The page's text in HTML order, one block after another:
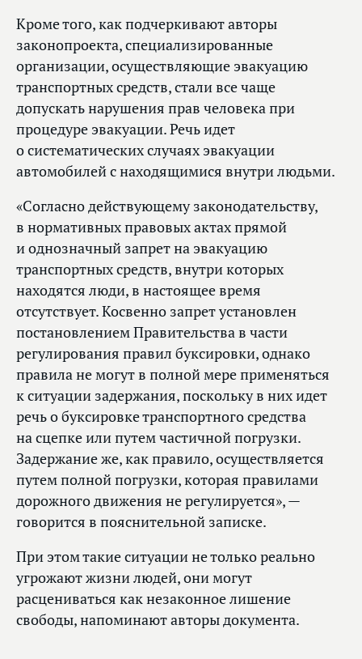
Кроме того, как подчеркивают авторы
законопроекта, специализированные
организации, осуществляющие эвакуацию
транспортных средств, стали все чаще
допускать нарушения прав человека при
процедуре эвакуации. Речь идет
о систематических случаях эвакуации
автомобилей с находящимися внутри людьми.
«Согласно действующему законодательству,
в нормативных правовых актах прямой
и однозначный запрет на эвакуацию
транспортных средств, внутри которых
находятся люди, в настоящее время
отсутствует. Косвенно запрет установлен
постановлением Правительства в части
регулирования правил буксировки, однако
правила не могут в полной мере применяться
к ситуации задержания, поскольку в них идет
речь о буксировке транспортного средства
на сцепке или путем частичной погрузки.
Задержание же, как правило, осуществляется
путем полной погрузки, которая правилами
дорожного движения не регулируется», —
говорится в пояснительной записке.
При этом такие ситуации не только реально
угрожают жизни людей, они могут
расцениваться как незаконное лишение
свободы, напоминают авторы документа.